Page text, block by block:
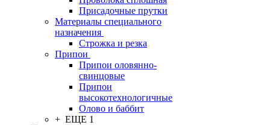
Присадочные прутки
Материалы специального
назначения
Строжка и резка
Припои
Припои оловянно-
свинцовые
Припои
высокотехнологичные
Олово и баббит
+ ЕЩЕ 1